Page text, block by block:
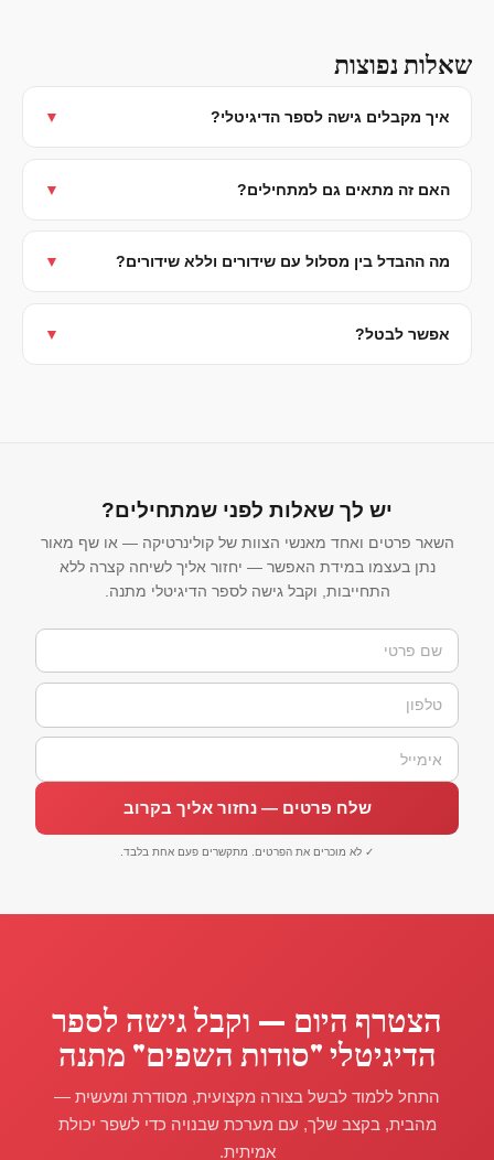
שאלות נפוצות
איך מקבלים גישה לספר הדיגיטלי? ▼
האם זה מתאים גם למתחילים? ▼
מה ההבדל בין מסלול עם שידורים וללא שידורים? ▼
אפשר לבטל? ▼
יש לך שאלות לפני שמתחילים?
השאר פרטים ואחד מאנשי הצוות של קולינרטיקה — או שף מאור
נתן בעצמו במידת האפשר — יחזור אליך לשיחה קצרה ללא
התחייבות, וקבל גישה לספר הדיגיטלי מתנה.
שלח פרטים — נחזור אליך בקרוב
✓ לא מוכרים את הפרטים. מתקשרים פעם אחת בלבד.
הצטרף היום — וקבל גישה לספר
הדיגיטלי "סודות השפים" מתנה
התחל ללמוד לבשל בצורה מקצועית, מסודרת ומעשית —
מהבית, בקצב שלך, עם מערכת שבנויה כדי לשפר יכולת
אמיתית.